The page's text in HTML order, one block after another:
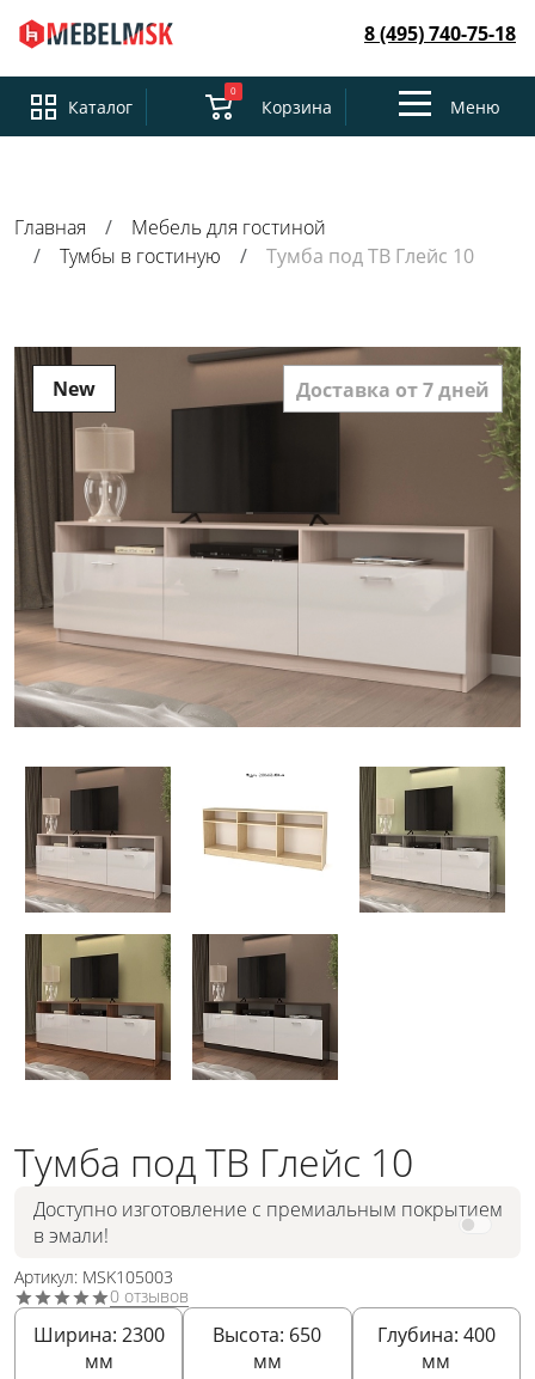
8 (495) 740-75-18
Каталог
0
Корзина
ToggleМеню
Главная
Мебель для гостиной
Тумбы в гостиную
Тумба под ТВ Глейс 10
New Доставка от 7 дней
Тумба под ТВ Глейс 10
Доступно изготовление с премиальным покрытием
в эмали!
Артикул: MSK105003
0 отзывов
Ширина: 2300
мм
Высота: 650
мм
Глубина: 400
мм